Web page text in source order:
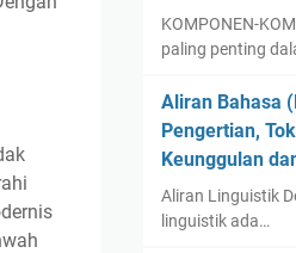
KOMPONEN-
paling penting
Aliran Bahasa
Pengertian,
Keunggulan
Aliran Linguistik
linguistik ada…